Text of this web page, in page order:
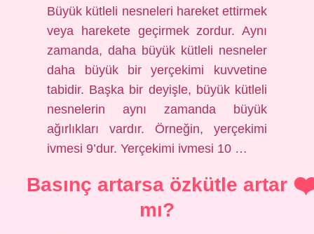
Büyük kütleli nesneleri hareket ettirmek
veya harekete geçirmek zordur. Aynı
zamanda, daha büyük kütleli nesneler
daha büyük bir yerçekimi kuvvetine
tabidir. Başka bir deyişle, büyük kütleli
nesnelerin aynı zamanda büyük
ağırlıkları vardır. Örneğin, yerçekimi
ivmesi 9’dur. Yerçekimi ivmesi 10 …
Basınç artarsa özkütle artar
mı?